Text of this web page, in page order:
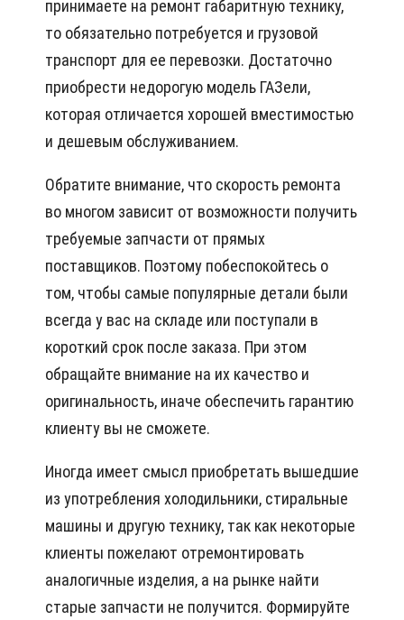
принимаете на ремонт габаритную технику,
то обязательно потребуется и грузовой
транспорт для ее перевозки. Достаточно
приобрести недорогую модель ГАЗели,
которая отличается хорошей вместимостью
и дешевым обслуживанием.
Обратите внимание, что скорость ремонта
во многом зависит от возможности получить
требуемые запчасти от прямых
поставщиков. Поэтому побеспокойтесь о
том, чтобы самые популярные детали были
всегда у вас на складе или поступали в
короткий срок после заказа. При этом
обращайте внимание на их качество и
оригинальность, иначе обеспечить гарантию
клиенту вы не сможете.
Иногда имеет смысл приобретать вышедшие
из употребления холодильники, стиральные
машины и другую технику, так как некоторые
клиенты пожелают отремонтировать
аналогичные изделия, а на рынке найти
старые запчасти не получится. Формируйте